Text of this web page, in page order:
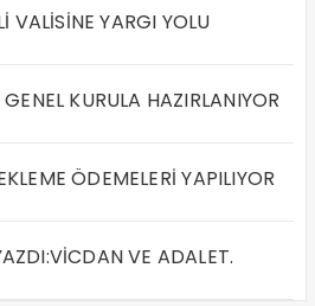
VALİSİNE YARGI YOLU
KURULA HAZIRLANIYOR
ÖDEMELERİ YAPILIYOR
VE ADALET.